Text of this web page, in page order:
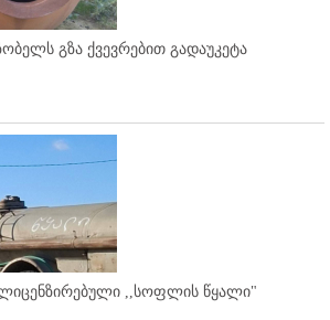
გზა ქვევრებით გადაუკეტა
,,სოფლის წყალი"